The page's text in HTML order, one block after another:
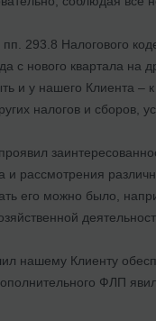
пп. 293.8 Налогового
с нового квартала на
и у нашего Клиента
налогов и сборов,
и рассмотрения
его можно было,
нашему Клиенту
ФЛП